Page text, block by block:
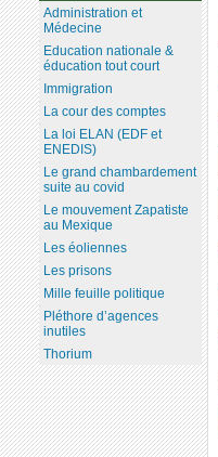
Administration et
Médecine
Education nationale &
éducation tout court
Immigration
La cour des comptes
La loi ELAN (EDF et
ENEDIS)
Le grand chambardement
suite au covid
Le mouvement Zapatiste
au Mexique
Les éoliennes
Les prisons
Mille feuille politique
Pléthore d’agences
inutiles
Thorium